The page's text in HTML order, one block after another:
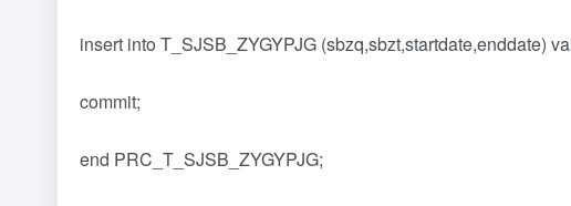
insert into T_SJSB_ZYGYPJG (sbzq,sbzt,startdate,enddate)
commit;
end PRC_T_SJSB_ZYGYPJG;